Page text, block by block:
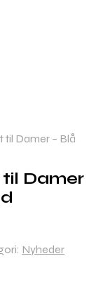
Damer – Blå
Damer
Nyheder